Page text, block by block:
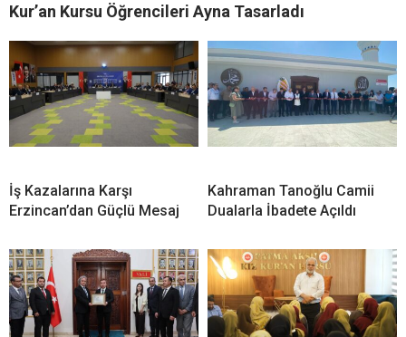
Kur’an Kursu Öğrencileri Ayna Tasarladı
İş Kazalarına Karşı
Erzincan’dan Güçlü Mesaj
Kahraman Tanoğlu Camii
Dualarla İbadete Açıldı